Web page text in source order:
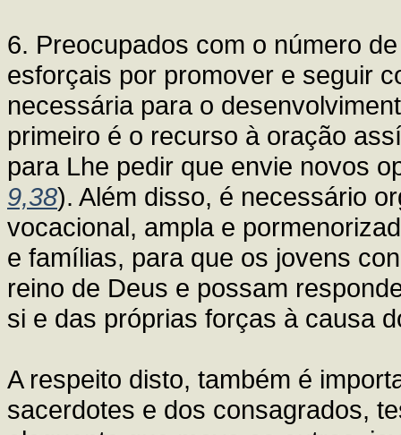
6. Preocupados com o número
esforçais por promover e seguir
necessária para o
primeiro é o recurso à oração
para Lhe pedir que envie novos
9,38). Além disso, é necessário
vocacional, ampla e
e famílias, para que os jovens
reino de Deus e possam
si e das próprias forças à causa
A respeito disto, também é
sacerdotes e dos consagrados,